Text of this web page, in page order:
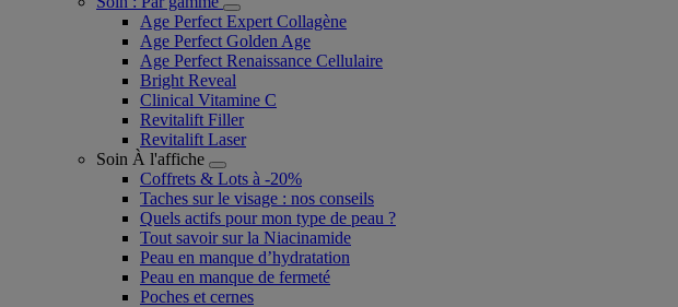
Age Perfect Expert Collagène
Age Perfect Golden Age
Age Perfect Renaissance Cellulaire
Bright Reveal
Clinical Vitamine C
Revitalift Filler
Revitalift Laser
Soin À l'affiche
Coffrets & Lots à -20%
Taches sur le visage : nos conseils
Quels actifs pour mon type de peau ?
Tout savoir sur la Niacinamide​
Peau en manque d’hydratation
Peau en manque de fermeté
Poches et cernes